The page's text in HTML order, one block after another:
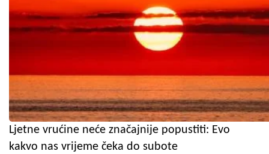
Ljetne vrućine neće značajnije popustiti: Evo
kakvo nas vrijeme čeka do subote